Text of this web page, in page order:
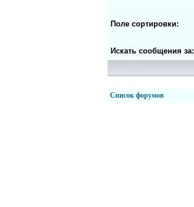
Поле сортировки:
Искать сообщения за:
Список форумов